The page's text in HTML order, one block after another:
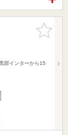
お気に入
りに追加
部インターから15